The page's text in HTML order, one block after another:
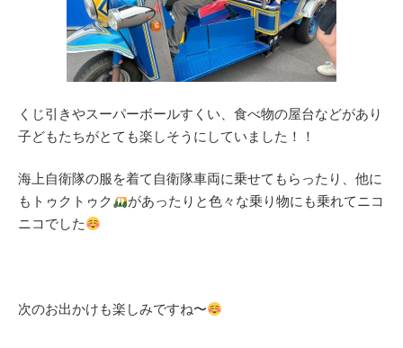
くじ引きやスーパーボールすくい、食べ物の屋台などがあり
子どもたちがとても楽しそうにしていました！！
海上自衛隊の服を着て自衛隊車両に乗せてもらったり、他に
もトゥクトゥク
があったりと色々な乗り物にも乗れてニコ
ニコでした
次のお出かけも楽しみですね〜